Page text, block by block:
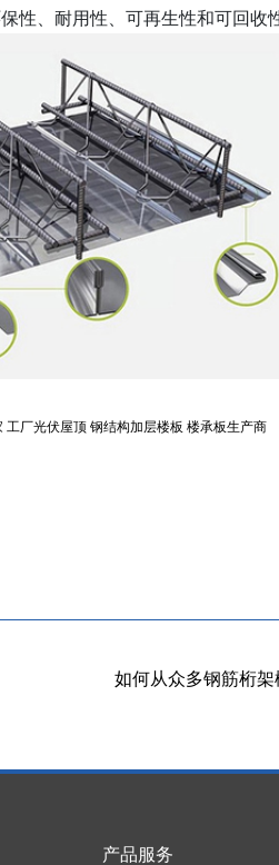
、耐用性、可再生性和可回收
工厂光伏屋顶钢结构加层楼板 楼承板生产商
如何从众多钢筋桁
产品服务